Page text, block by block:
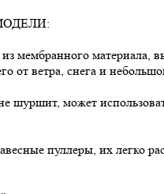
мембранного материала,
от ветра, снега и
шуршит, может
пуллеры, их легко